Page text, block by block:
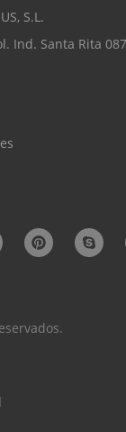
S.L.
Ind. Santa Rita